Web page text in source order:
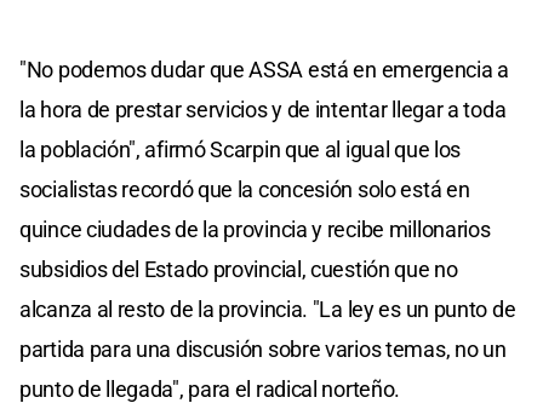
"No podemos dudar que ASSA está en emergencia a
la hora de prestar servicios y de intentar llegar a toda
la población", afirmó Scarpin que al igual que los
socialistas recordó que la concesión solo está en
quince ciudades de la provincia y recibe millonarios
subsidios del Estado provincial, cuestión que no
alcanza al resto de la provincia. "La ley es un punto de
partida para una discusión sobre varios temas, no un
punto de llegada", para el radical norteño.